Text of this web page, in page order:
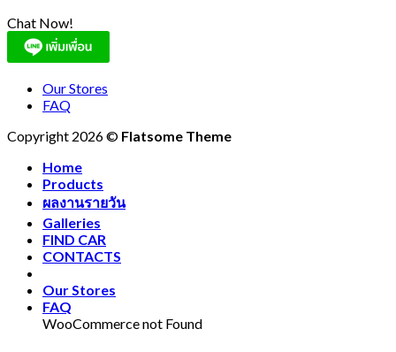
Chat Now!
Our Stores
FAQ
Copyright 2026 © Flatsome Theme
Home
Products
ผลงานรายวัน
Galleries
FIND CAR
CONTACTS
Our Stores
FAQ
WooCommerce not Found